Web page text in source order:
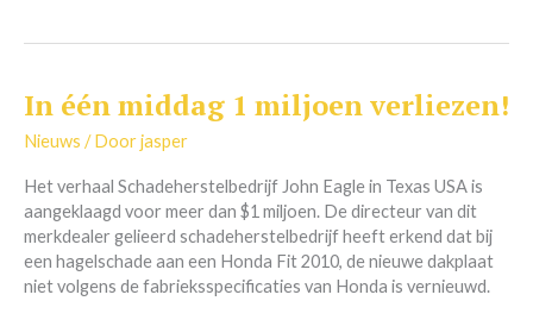
In één middag 1 miljoen verliezen!
Nieuws / Doorjasper
Het verhaal Schadeherstelbedrijf John Eagle in Texas USA is
aangeklaagd voor meer dan $1 miljoen. De directeur van dit
merkdealer gelieerd schadeherstelbedrijf heeft erkend dat bij
een hagelschade aan een Honda Fit 2010, de nieuwe dakplaat
niet volgens de fabrieksspecificaties van Honda is vernieuwd.
In
middag
miljoen
verliezen!